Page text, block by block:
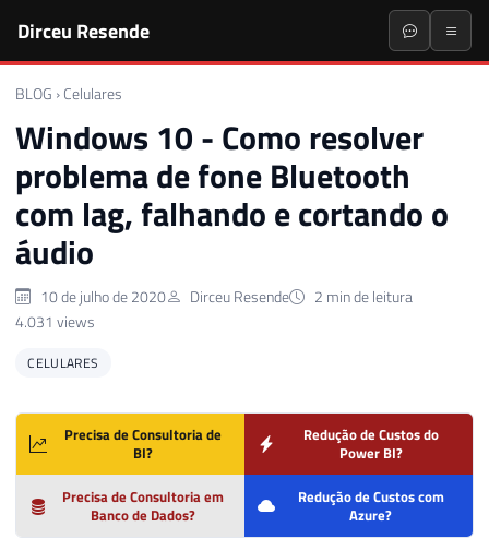
Dirceu Resende
BLOG › Celulares
Windows 10 - Como resolver
problema de fone Bluetooth
com lag, falhando e cortando o
áudio
10 de julho de 2020 Dirceu Resende
2 min de leitura
4.031 views
CELULARES
Precisa de Consultoria de
BI?
Redução de Custos do
Power BI?
Precisa de Consultoria em
Banco de Dados?
Redução de Custos com
Azure?